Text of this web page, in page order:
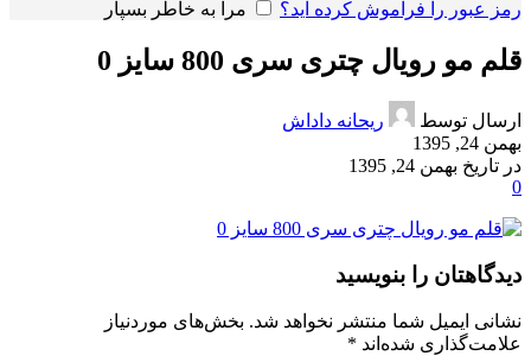
رمز عبور را فراموش کرده اید؟ مرا به خاطر بسپار
قلم مو رویال چتری سری 800 سایز 0
ارسال توسط
ریحانه داداش
بهمن 24, 1395
در تاریخ بهمن 24, 1395
0
دیدگاهتان را بنویسید
نشانی ایمیل شما منتشر نخواهد شد. بخش‌های موردنیاز
علامت‌گذاری شده‌اند *